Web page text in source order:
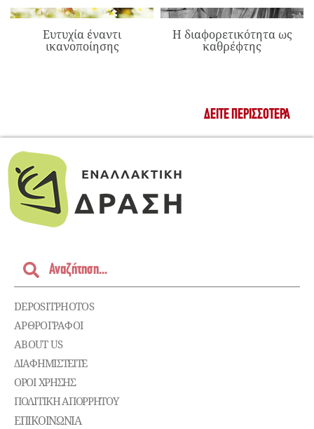
Ευτυχία έναντι
ικανοποίησης
Η διαφορετικότητα ως
καθρέφτης
ΔΕΊΤΕ ΠΕΡΙΣΣΌΤΕΡΑ
DEPOSITPHOTOS
ΑΡΘΡΟΓΡΑΦΟΙ
ABOUT US
ΔΙΑΦΗΜΙΣΤΕΊΤΕ
ΌΡΟΙ ΧΡΉΣΗΣ
ΠΟΛΙΤΙΚΉ ΑΠΟΡΡΉΤΟΥ
ΕΠΙΚΟΙΝΩΝΊΑ